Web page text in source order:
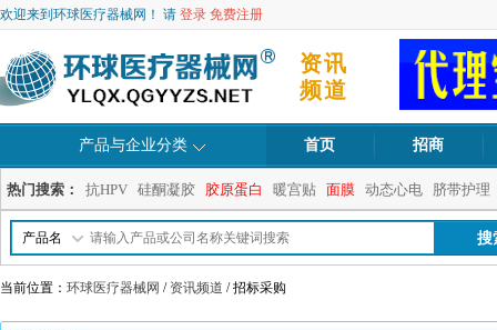
欢迎来到环球医疗器械网！ 请 登录 免费注册
资讯
频道
产品与企业分类 首页 招商
热门搜索： 抗HPV 硅酮凝胶 胶原蛋白 暖宫贴 面膜 动态心电 脐带护理
产品名
当前位置： 环球医疗器械网 / 资讯频道 / 招标采购